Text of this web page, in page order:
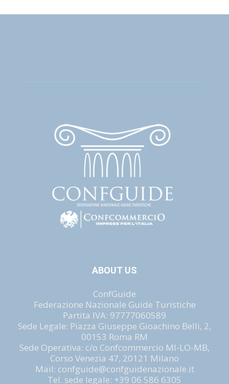
ABOUT US
ConfGuide
Federazione Nazionale Guide Turistiche
Partita IVA: 97777060589
Sede Legale: Piazza Giuseppe Gioachino Belli, 2,
00153 Roma RM
Sede Operativa: c/o Confcommercio MI-LO-MB,
Corso Venezia 47, 20121 Milano
Mail: confguide@confguidenazionale.it
Tel. sede legale: +39 06 586 6305